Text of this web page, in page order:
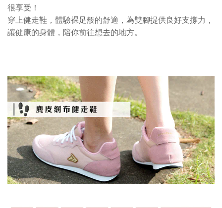
很享受！
穿上健走鞋，體驗裸足般的舒適，為雙腳提供良好支撐力，
讓健康的身體，陪你前往想去的地方。